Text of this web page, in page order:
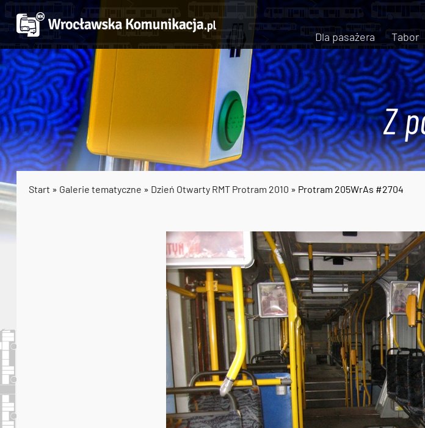
Dla pasażera Tabor
Z
Start » Galerie tematyczne » Dzień Otwarty RMT Protram 2010 » Protram 205WrAs #2704